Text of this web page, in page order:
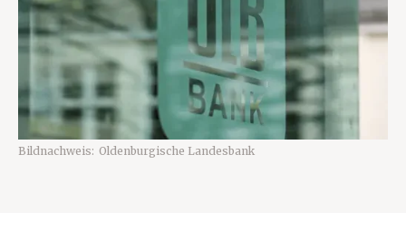
Bildnachweis: Oldenburgische Landesbank